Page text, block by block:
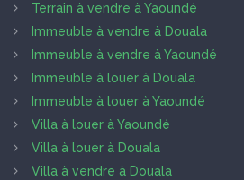
Terrain à vendre à Yaoundé
Immeuble à vendre à Douala
Immeuble à vendre à Yaoundé
Immeuble à louer à Douala
Immeuble à louer à Yaoundé
Villa à louer à Yaoundé
Villa à louer à Douala
Villa à vendre à Douala